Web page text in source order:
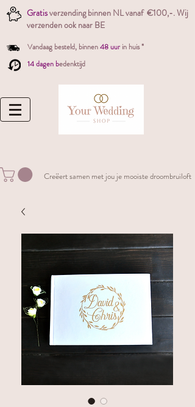
Gratisverzending binnen NL vanaf €100,-. Wij
verzenden ook naar BE
Vandaag besteld, binnen48 uur in huis *
14 dagen bedenktijd
Creëert samen met jou je mooiste droombruiloft